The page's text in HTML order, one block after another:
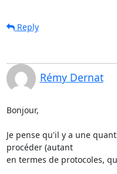
Reply
Rémy Dernat
Bonjour,
Je pense qu'il y a une
procéder (autant
en termes de protocoles,